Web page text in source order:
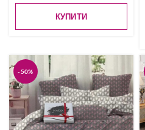
КУПИТИ
-50%